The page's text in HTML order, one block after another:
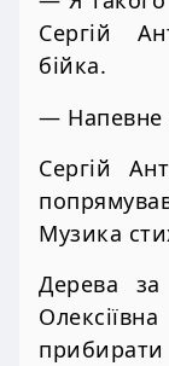
Сергій
бійка.
— Напевне
Сергій
Музика
Дерева за